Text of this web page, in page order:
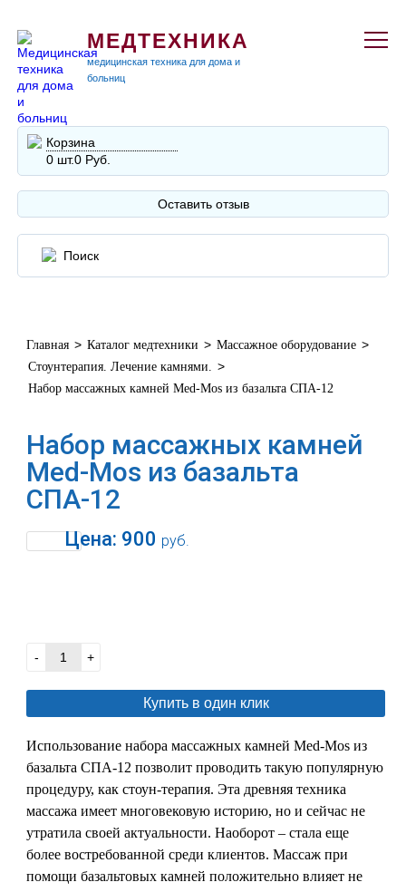
МЕДТЕХНИКА
медицинская техника для дома и
больниц
Корзина
0 шт.0 Руб.
Оставить отзыв
Главная > Каталог медтехники > Массажное оборудование >
Стоунтерапия. Лечение камнями. >
Набор массажных камней Med-Mos из базальта СПА-12
Набор массажных камней
Med-Mos из базальта
СПА-12
Цена: 900 руб.
- +
Купить в один клик
Использование набора массажных камней Med-Mos из
базальта СПА-12 позволит проводить такую популярную
процедуру, как стоун-терапия. Эта древняя техника
массажа имеет многовековую историю, но и сейчас не
утратила своей актуальности. Наоборот – стала еще
более востребованной среди клиентов. Массаж при
помощи базальтовых камней положительно влияет не